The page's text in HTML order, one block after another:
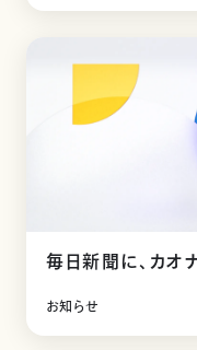
毎日新聞に、カオ
お知らせ